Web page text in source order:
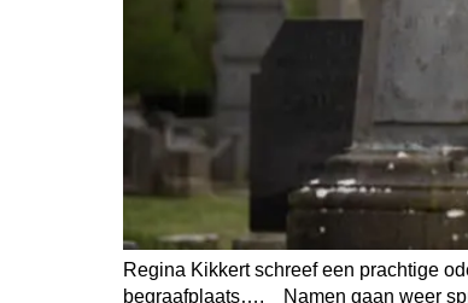
Regina Kikkert schreef een prachtige
begraafplaats…. Namen gaan weer